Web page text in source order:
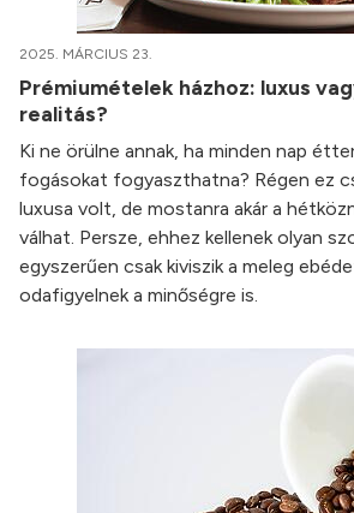
2025. MÁRCIUS 23.
Prémiumételek házhoz: luxus
realitás?
Ki ne örülne annak, ha minden nap
fogásokat fogyaszthatna? Régen ez
luxusa volt, de mostanra akár a
válhat. Persze, ehhez kellenek olyan
egyszerűen csak kiviszik a meleg
odafigyelnek a minőségre is.